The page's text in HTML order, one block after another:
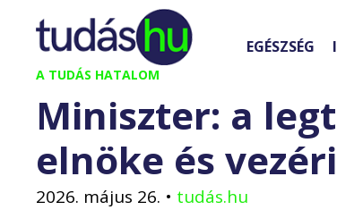
Kilépés
tartalomba
A TUDÁS HATALOM
EGÉSZSÉG
Miniszter: a
elnöke és
2026. május 26. • tudás.hu